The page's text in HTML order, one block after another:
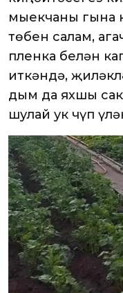
мыекчаны гына
төбен салам,
пленка белән
иткәндә,
дым да яхшы
шулай ук чүп